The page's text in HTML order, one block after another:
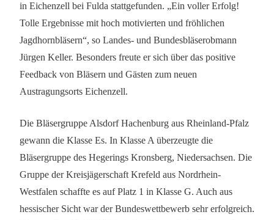
in Eichenzell bei Fulda stattgefunden. „Ein voller Erfolg!
Tolle Ergebnisse mit hoch motivierten und fröhlichen
Jagdhornbläsern“, so Landes- und Bundesbläserobmann
Jürgen Keller. Besonders freute er sich über das positive
Feedback von Bläsern und Gästen zum neuen
Austragungsorts Eichenzell.
Die Bläsergruppe Alsdorf Hachenburg aus Rheinland-Pfalz
gewann die Klasse Es. In Klasse A überzeugte die
Bläsergruppe des Hegerings Kronsberg, Niedersachsen. Die
Gruppe der Kreisjägerschaft Krefeld aus Nordrhein-
Westfalen schaffte es auf Platz 1 in Klasse G. Auch aus
hessischer Sicht war der Bundeswettbewerb sehr erfolgreich.